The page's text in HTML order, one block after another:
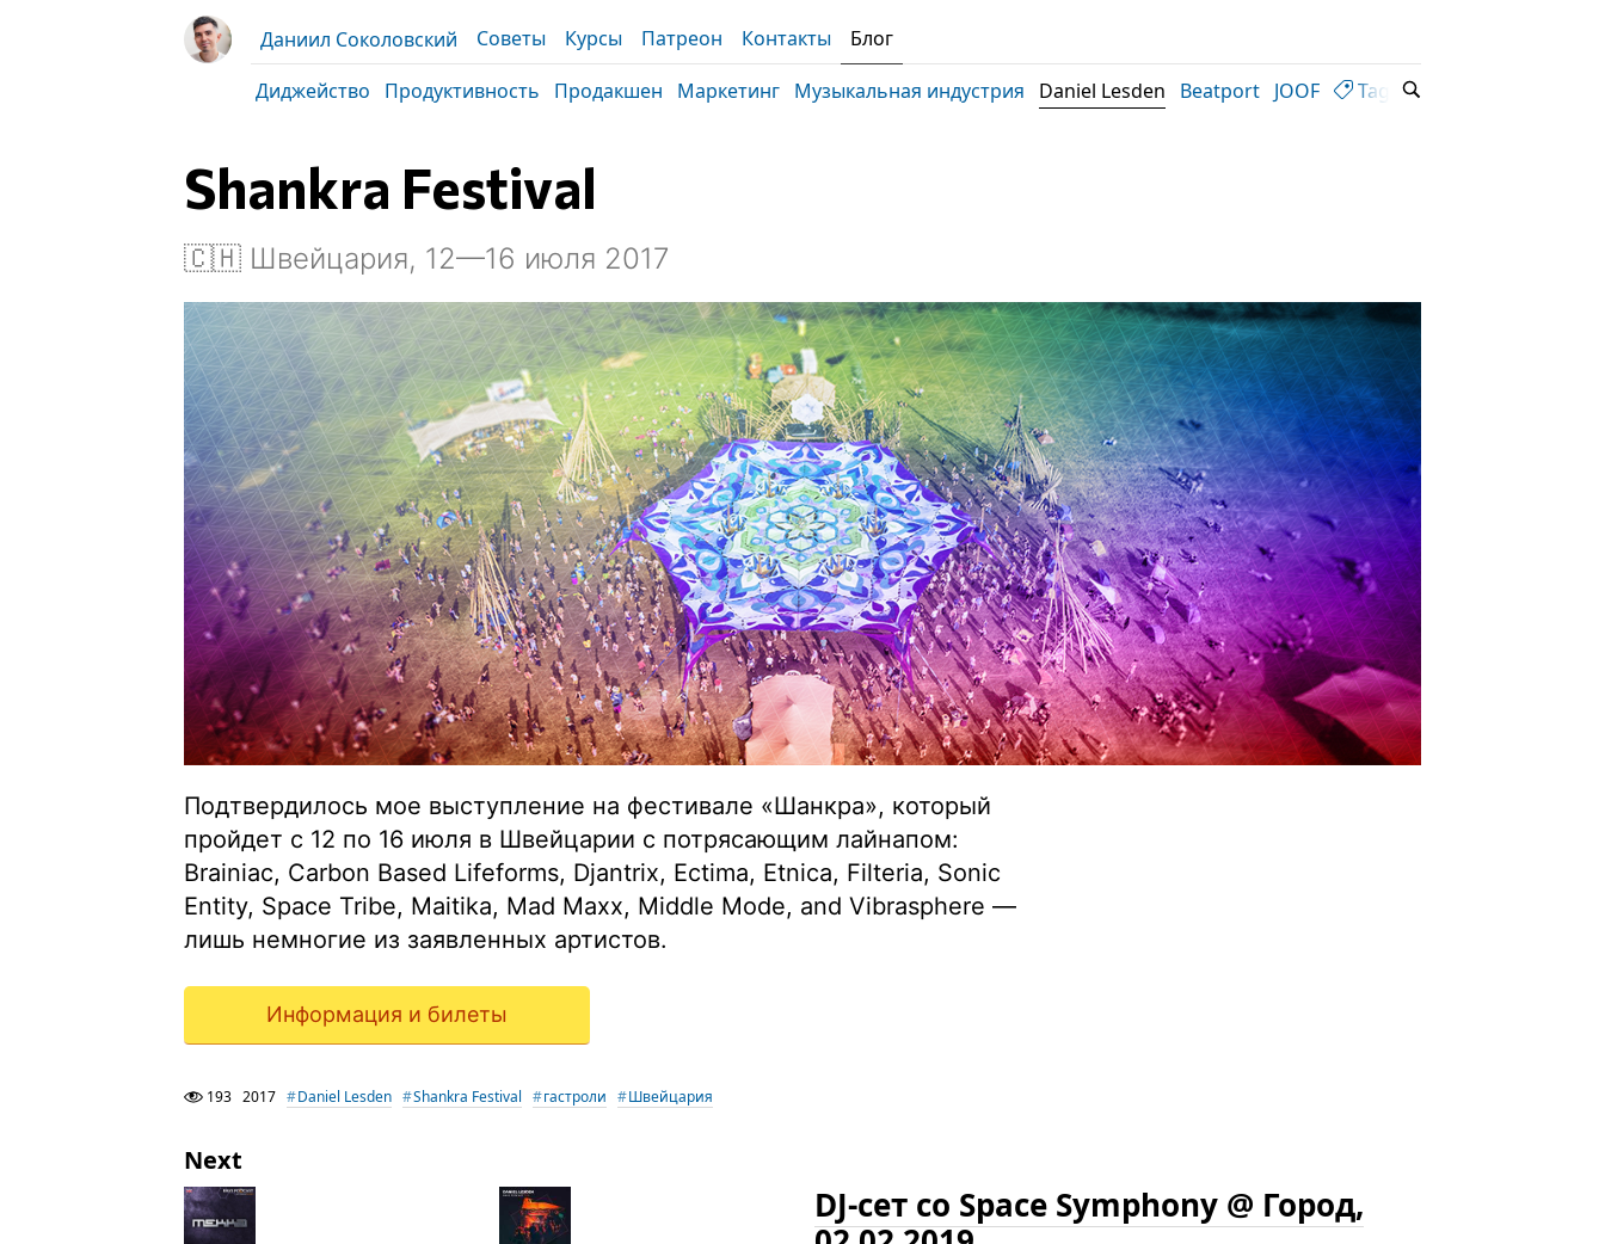
Даниил Соколовский Советы Курсы Патреон Контакты
Блог
Диджейство
Продуктивность Продакшен Маркетинг Музыкальная индустрия Daniel Lesden Beatport JOOF Tags
Shankra Festival
🇨🇭 Швейцария, 12—16 июля 2017
Подтвердилось мое выступление на фестивале «Шанкра», который
пройдет с 12 по 16 июля в Швейцарии с потрясающим лайнапом:
Brainiac, Carbon Based Lifeforms, Djantrix, Ectima, Etnica, Filteria, Sonic
Entity, Space Tribe, Maitika, Mad Maxx, Middle Mode, and Vibrasphere —
лишь немногие из заявленных артистов.
Информация и билеты
193 2017 Daniel Lesden Shankra Festival гастроли Швейцария
Next
DJ-сет со Space Symphony @ Город,